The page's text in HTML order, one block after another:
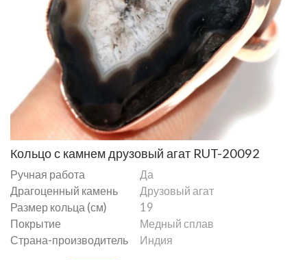
Кольцо с камнем друзовый агат RUT-20092
Ручная работа
Да
Драгоценный камень
Друзовый агат
Размер кольца (см)
19
Покрытие
Медный сплав
Страна-производитель
Индия